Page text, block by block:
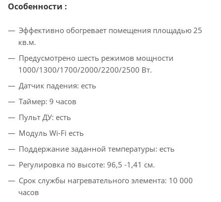
Особенности :
Эффективно обогревает помещения площадью 25
кв.м.
Предусмотрено шесть режимов мощности
1000/1300/1700/2000/2200/2500 Вт.
Датчик падения: есть
Таймер: 9 часов
Пульт ДУ: есть
Модуль Wi-Fi есть
Поддержание заданной температуры: есть
Регулировка по высоте: 96,5 -1,41 см.
Срок службы нагревательного элемента: 10 000
часов